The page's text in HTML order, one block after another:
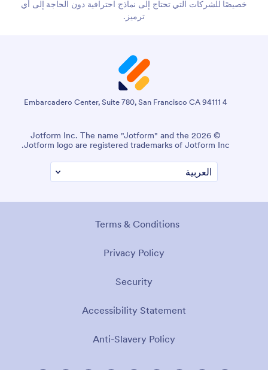
خصيصًا للشركات التي تحتاج إلى نماذج احترافية دون الحاجة إلى أي
ترميز.
4 Embarcadero Center, Suite 780, San Francisco CA 94111
© 2026 Jotform Inc. The name "Jotform" and the
Jotform logo are registered trademarks of Jotform Inc.
Terms & Conditions
Privacy Policy
Security
Accessibility Statement
Anti-Slavery Policy